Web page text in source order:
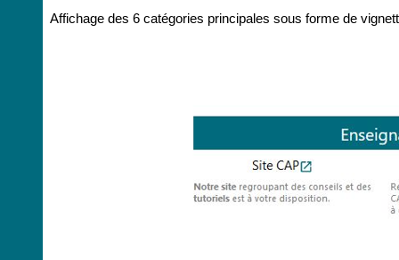
Affichage des 6 catégories principales sous forme de